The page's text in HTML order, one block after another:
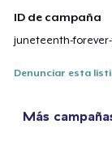
ID de campaña
juneteenth-
Denunciar esta
Más